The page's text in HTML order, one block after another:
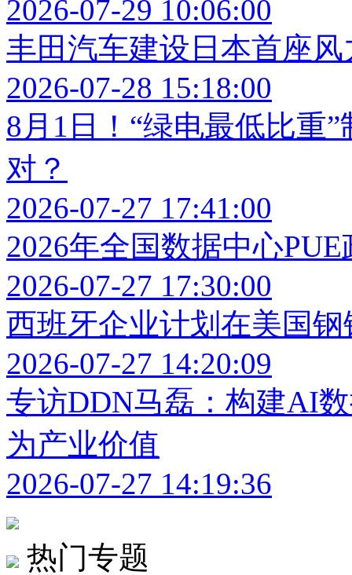
2026-07-29 10:06:00
丰田汽车建设日本首座
2026-07-28 15:18:00
8月1日！“绿电最低比重
对？
2026-07-27 17:41:00
2026年全国数据中心
2026-07-27 17:30:00
西班牙企业计划在美国
2026-07-27 14:20:09
专访DDN马磊：构建AI
为产业价值
2026-07-27 14:19:36
热门专题